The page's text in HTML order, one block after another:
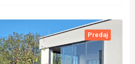
Predaj